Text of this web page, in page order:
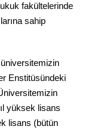
fakültelerinde
sahip
Enstitüsündeki
yüksek lisans
lisans (bütün